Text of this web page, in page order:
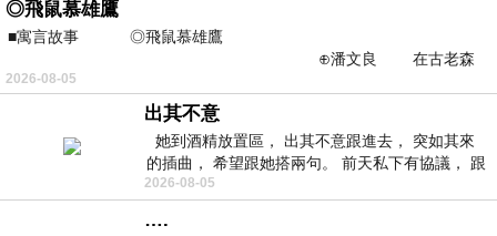
◎飛鼠慕雄鷹
■寓言故事 ◎飛鼠慕雄鷹
⊕潘文良 在古老森
林的底層，住著一隻小飛鼠
2026-08-05
出其不意
她到酒精放置區， 出其不意跟進去， 突如其來
的插曲， 希望跟她搭兩句。 前天私下有協議， 跟
著阿弟丟拉基
2026-08-05
….